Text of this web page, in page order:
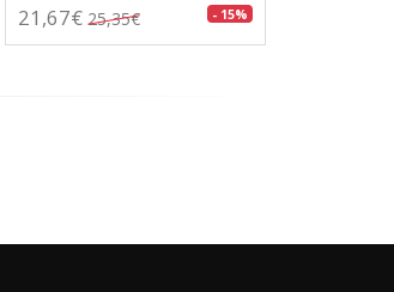
21,67€ 25,35€ - 15%